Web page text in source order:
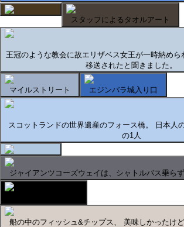
スタッフによるタオルアート
王冠のような教会に故エリザベス女王が一時納めら
移送されたと聞きました。
マイルストリート エジンバラ城入り口
スコットランドの世界遺産のフォース橋。 日本人
の1人
ジャイアンツコーズウェイは、シャトルバス乗らず
船の中のフィッシュ&チップス、 美味しかったけど